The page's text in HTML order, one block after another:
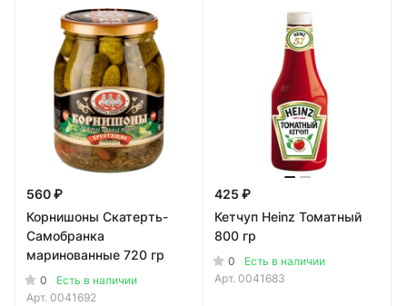
560 ₽
Корнишоны Скатерть-
Самобранка
маринованные 720 гр
0
Есть в наличии
Арт. 0041692
425 ₽
Кетчуп Heinz Томатный
800 гр
0
Есть в наличии
Арт. 0041683